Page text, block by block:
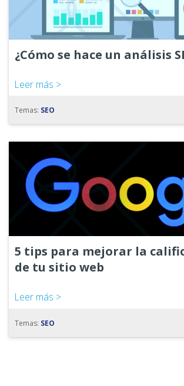
¿Cómo se hace un análisis
Leer más >
Temas: SEO
5 tips para mejorar la
de tu sitio web
Leer más >
Temas: SEO